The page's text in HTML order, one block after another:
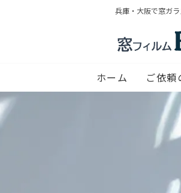
兵庫・大阪で窓ガ
ホーム ご依